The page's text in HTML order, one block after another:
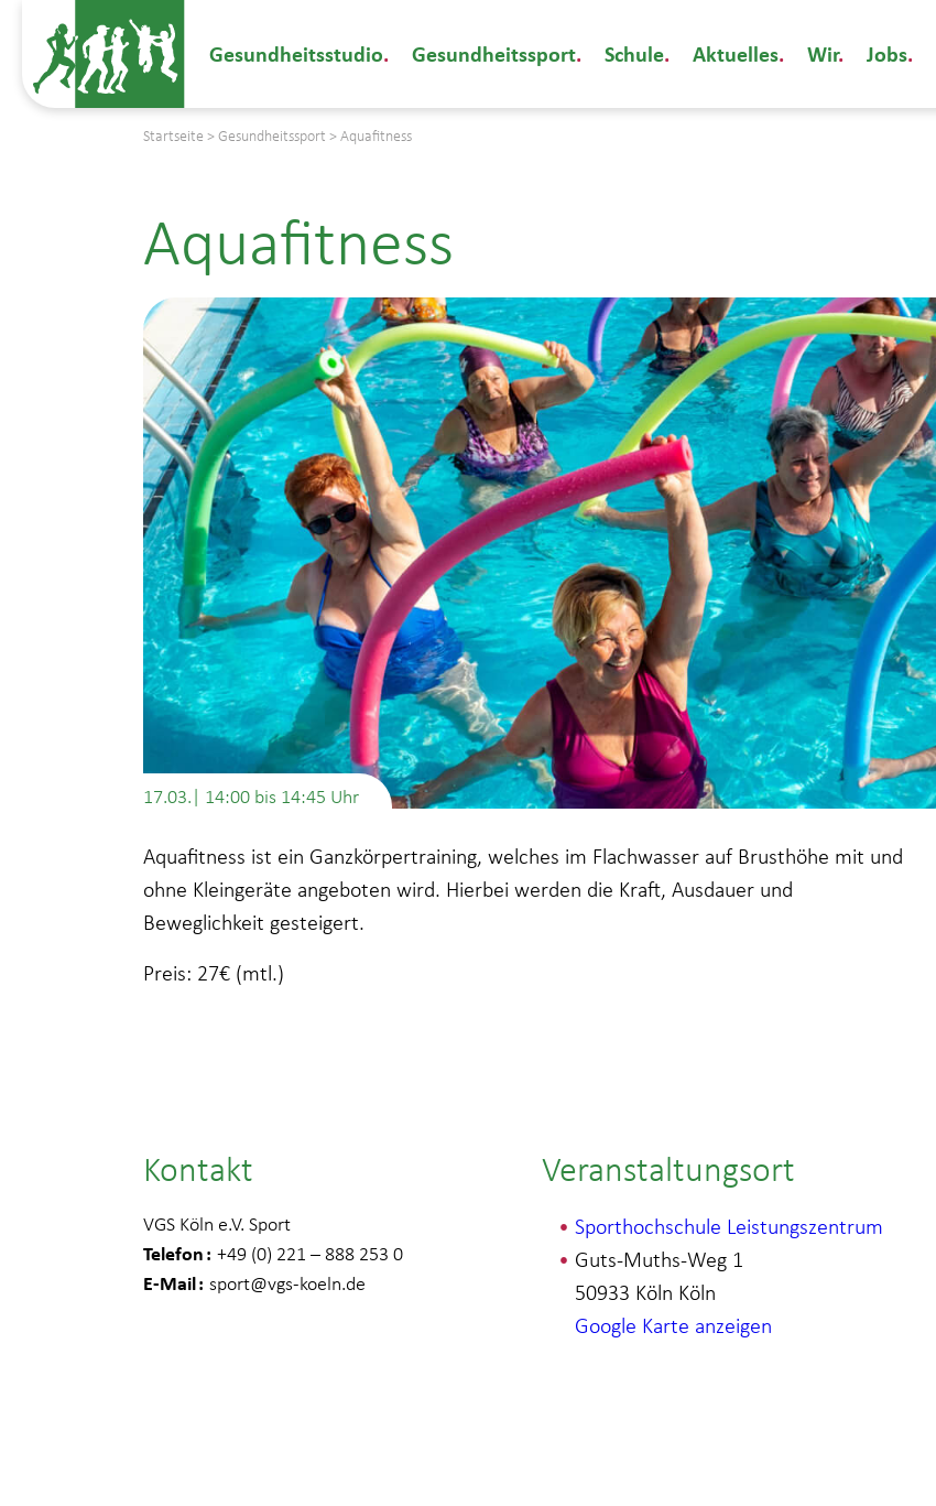
Gesundheitsstudio Gesundheitssport Schule Aktuelles Wir Jobs
Startseite > Gesundheitssport > Aquafitness
Aquafitness
17.03.| 14:00 bis 14:45
Aquafitness ist ein Ganzkörpertraining, welches im Flachwasser auf Brusthöhe mit und
ohne Kleingeräte angeboten wird. Hierbei werden die Kraft, Ausdauer und
Beweglichkeit gesteigert.
Preis: 27€ (mtl.)
Kontakt
VGS Köln e.V. Sport
Telefon +49 (0) 221 – 888 253 0
E-Mail sport@vgs-koeln.de
Veranstaltungsort
Sporthochschule Leistungszentrum
Guts-Muths-Weg 1
Köln
50933 Köln
Google Karte anzeigen